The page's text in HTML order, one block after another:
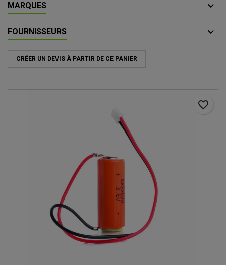
MARQUES
FOURNISSEURS
CRÉER UN DEVIS À PARTIR DE CE PANIER
favorite_border